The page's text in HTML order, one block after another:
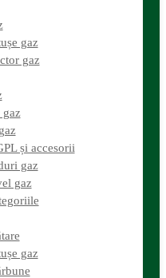
și accesorii
gaz
gaz
accesorii
gaz
gaz
gaz
și accesorii
gaz
gaz
gaz